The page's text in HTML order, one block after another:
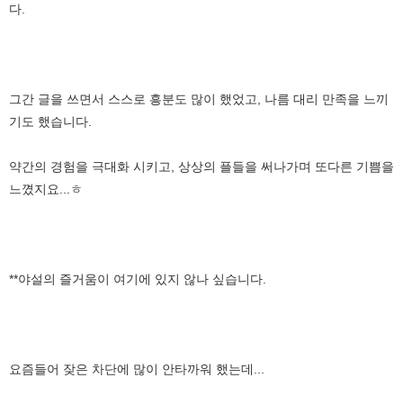
다.
그간 글을 쓰면서 스스로 흥분도 많이 했었고, 나름 대리 만족을 느끼
기도 했습니다.
약간의 경험을 극대화 시키고, 상상의 플들을 써나가며 또다른 기쁨을
느꼈지요...ㅎ
**야설의 즐거움이 여기에 있지 않나 싶습니다.
요즘들어 잦은 차단에 많이 안타까워 했는데...